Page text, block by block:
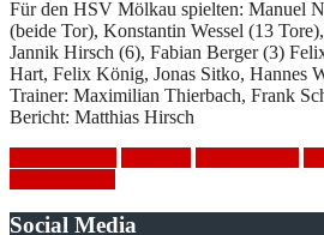
Für den HSV Mölkau spielten: Manuel
(beide Tor), Konstantin Wessel (13
Jannik Hirsch (6), Fabian Berger (3)
Hart, Felix König, Jonas Sitko, Hannes
Trainer: Maximilian Thierbach, Frank
Bericht: Matthias Hirsch
Social Media